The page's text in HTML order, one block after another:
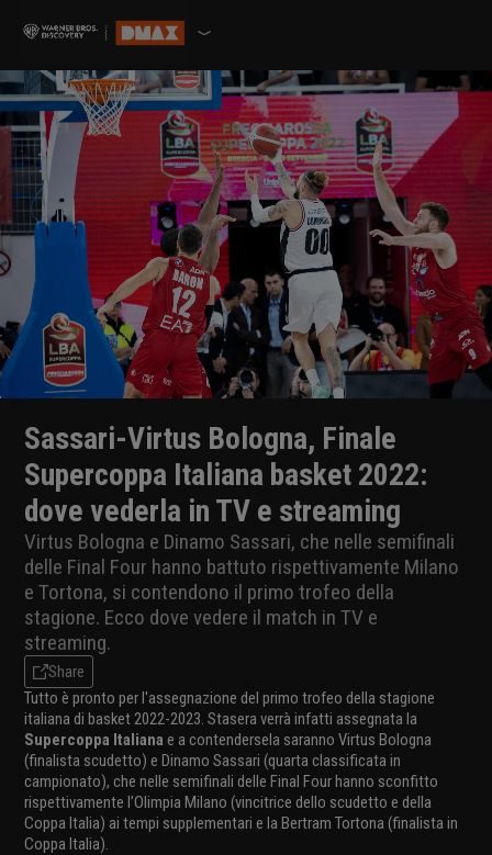
Sassari-Virtus Bologna, Finale
Supercoppa Italiana basket 2022:
dove vederla in TV e streaming
Virtus Bologna e Dinamo Sassari, che nelle semifinali
delle Final Four hanno battuto rispettivamente Milano
e Tortona, si contendono il primo trofeo della
stagione. Ecco dove vedere il match in TV e
streaming.
Share
Tutto è pronto per l'assegnazione del primo trofeo della stagione
italiana di basket 2022-2023. Stasera verrà infatti assegnata la
Supercoppa Italiana e a contendersela saranno Virtus Bologna
(finalista scudetto) e Dinamo Sassari (quarta classificata in
campionato), che nelle semifinali delle Final Four hanno sconfitto
rispettivamente l’Olimpia Milano (vincitrice dello scudetto e della
Coppa Italia) ai tempi supplementari e la Bertram Tortona (finalista in
Coppa Italia).